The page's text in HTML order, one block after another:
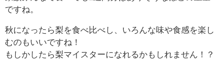
ですね。
秋になったら梨を食べ比べし、いろんな味や食感を楽し
むのもいいですね！
もしかしたら梨マイスターになれるかもしれません！？